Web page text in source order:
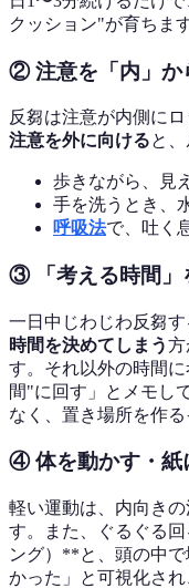
クッション"が育ちます
② 注意を「内」か
反芻は注意が内側に
注意を外に向けると
歩きながら、見
手を洗うとき、
呼吸法で、吐く
③ 「考える時間」
一日中じわじわ反芻す
時間を決めてしまう方
す。それ以外の時間
間"に回す」とメモし
なく、置き場所を作る
④ 体を動かす・紙
軽い運動は、内向き
す。また、ぐるぐる
ング）**と、頭の中
かった」と可視化され